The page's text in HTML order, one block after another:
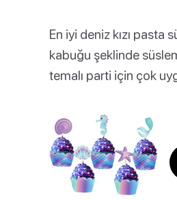
En iyi deniz kızı pasta
kabuğu şeklinde
temalı parti için çok